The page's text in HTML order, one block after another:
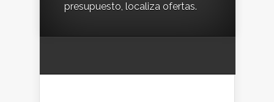
presupuesto, localiza ofertas.